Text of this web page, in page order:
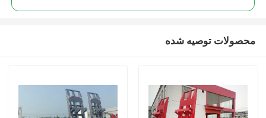
محصولات توصیه شده